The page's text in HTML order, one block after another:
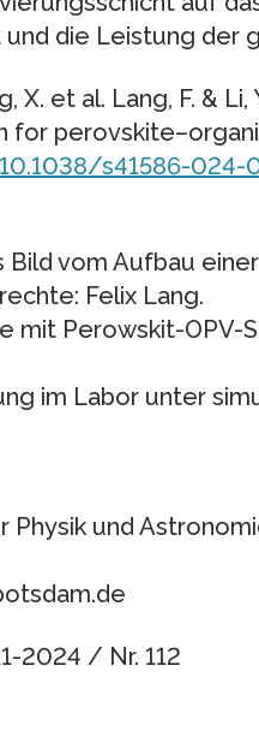
die Leistung der
X. et al. Lang, F. &
for
s41586-024-
Bild vom Aufbau
Felix Lang.
mit Perowskit-OPV-
im Labor unter
Physik und
2024 / Nr. 112